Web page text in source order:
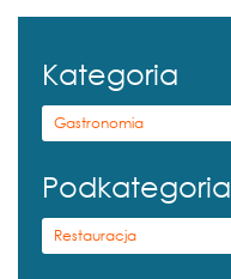
Kategoria
Gastronomia
Podkategoria
Restauracja